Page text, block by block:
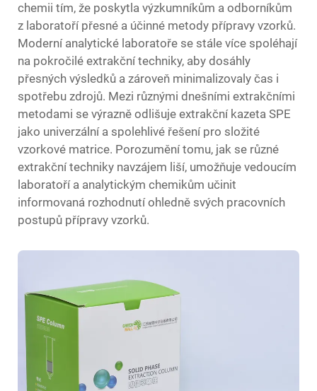
chemii tím, že poskytla výzkumníkům a odborníkům
z laboratoří přesné a účinné metody přípravy vzorků.
Moderní analytické laboratoře se stále více spoléhají
na pokročilé extrakční techniky, aby dosáhly
přesných výsledků a zároveň minimalizovaly čas i
spotřebu zdrojů. Mezi různými dnešními extrakčními
metodami se výrazně odlišuje extrakční kazeta SPE
jako univerzální a spolehlivé řešení pro složité
vzorkové matrice. Porozumění tomu, jak se různé
extrakční techniky navzájem liší, umožňuje vedoucím
laboratoří a analytickým chemikům učinit
informovaná rozhodnutí ohledně svých pracovních
postupů přípravy vzorků.